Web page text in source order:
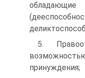
5.
принуждения;